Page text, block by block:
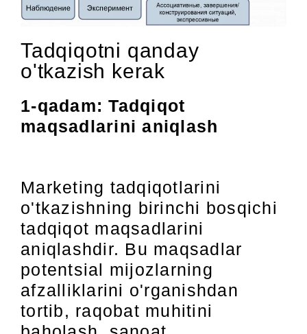
Tadqiqotni qanday
o'tkazish kerak
1-qadam: Tadqiqot
maqsadlarini aniqlash
Marketing tadqiqotlarini
o'tkazishning birinchi bosqichi
tadqiqot maqsadlarini
aniqlashdir. Bu maqsadlar
potentsial mijozlarning
afzalliklarini o'rganishdan
tortib, raqobat muhitini